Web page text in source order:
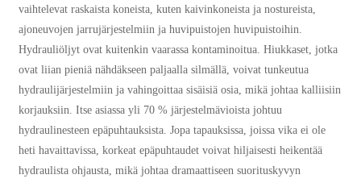
vaihtelevat raskaista koneista, kuten kaivinkoneista ja nostureista,
ajoneuvojen jarrujärjestelmiin ja huvipuistojen huvipuistoihin.
Hydrauliöljyt ovat kuitenkin vaarassa kontaminoitua. Hiukkaset, jotka
ovat liian pieniä nähdäkseen paljaalla silmällä, voivat tunkeutua
hydraulijärjestelmiin ja vahingoittaa sisäisiä osia, mikä johtaa kalliisiin
korjauksiin. Itse asiassa yli 70 % järjestelmävioista johtuu
hydraulinesteen epäpuhtauksista. Jopa tapauksissa, joissa vika ei ole
heti havaittavissa, korkeat epäpuhtaudet voivat hiljaisesti heikentää
hydraulista ohjausta, mikä johtaa dramaattiseen suorituskyvyn